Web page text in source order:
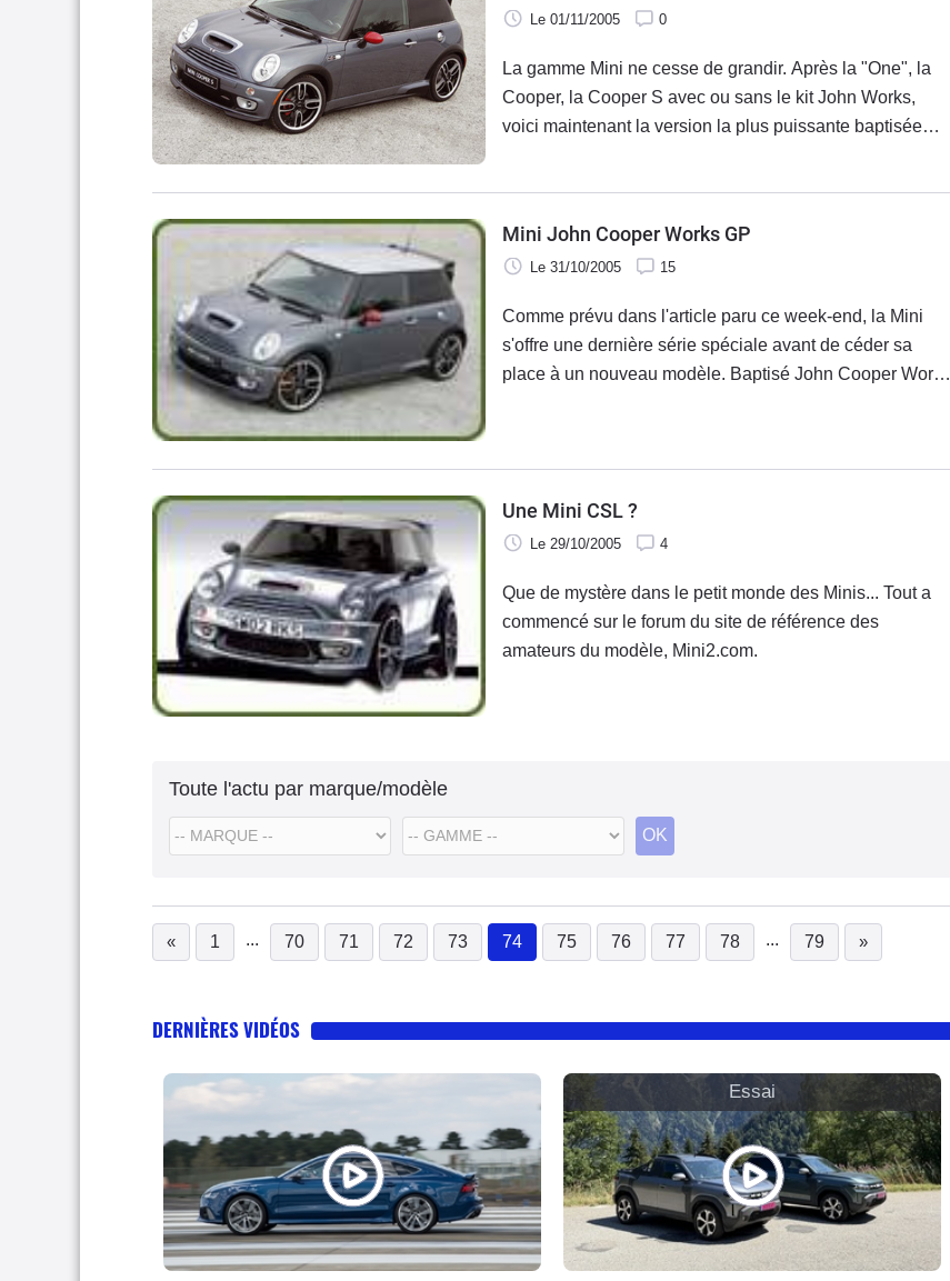
Le 01/11/2005 0
La gamme Mini ne cesse de grandir. Après la "One", la
Cooper, la Cooper S avec ou sans le kit John Works,
voici maintenant la version la plus puissante baptisée
Mini John Cooper Works GP
Le 31/10/2005 15
Comme prévu dans l'article paru ce week-end, la Mini
s'offre une dernière série spéciale avant de céder sa
place à un nouveau modèle. Baptisé John Cooper Works
Une Mini CSL ?
Le 29/10/2005 4
Que de mystère dans le petit monde des Minis... Tout a
commencé sur le forum du site de référence des
amateurs du modèle, Mini2.com.
Toute l'actu par marque/modèle
OK
« 1 ... 70 71 72 73 74
(current)
75 76 77 78 ... 79 »
DERNIÈRES VIDÉOS
Essai